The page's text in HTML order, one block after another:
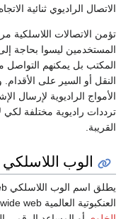
الاتصال الراديوي ثنائية
تؤمن الاتصالات اللاسلكية
المستخدمين ليسوا بحاجة
المكتب بل يمكنهم التواصل
النقل أو السير على
الأمواج الراديوية لإرسال
ترددات راديوية مختلفة لكي
القريبة.
الوب اللاسلكي
العنكبوتية العالمية world wide web بوساطة جهاز لاسلكي،